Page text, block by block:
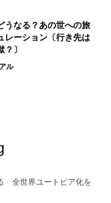
うなる？あの世への旅
レーション〔行き先は
〕
ル
全世界ユートピア化を